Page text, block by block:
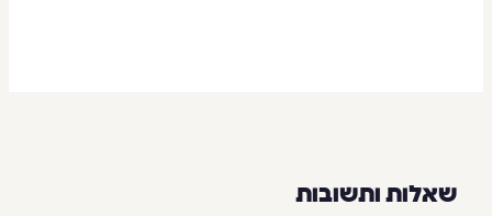
שאלות ותשובות